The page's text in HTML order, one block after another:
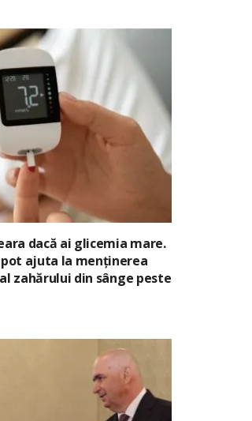
dacă ai glicemia mare.
ajuta la menținerea
zahărului din sânge peste